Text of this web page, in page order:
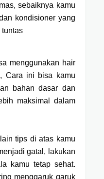
sebaiknya kamu
kondisioner yang
menggunakan hair
Cara ini bisa kamu
bahan dasar dan
maksimal dalam
tips di atas kamu
gatal, lakukan
kamu tetap sehat.
menggaruk garuk